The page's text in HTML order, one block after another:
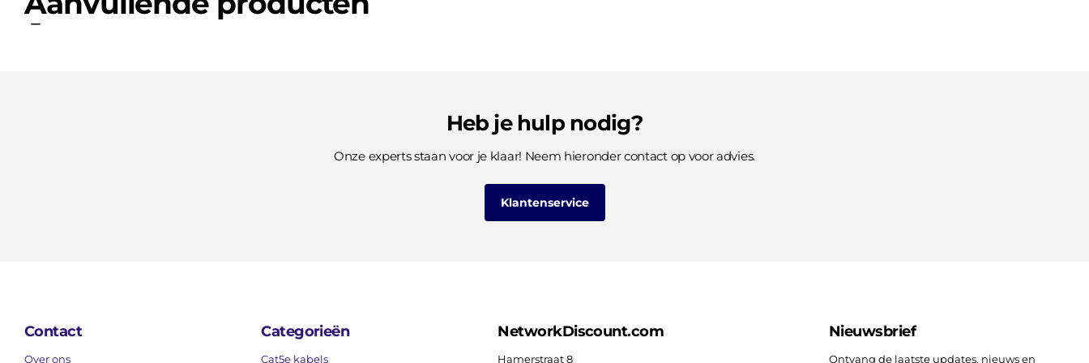
Heb je hulp nodig?
Onze experts staan voor je klaar! Neem hieronder contact op voor advies.
Klantenservice
Contact
Over ons
Categorieën
Cat5e kabels
NetworkDiscount.com
Hamerstraat 8
Nieuwsbrief
Ontvang de laatste updates, nieuws en